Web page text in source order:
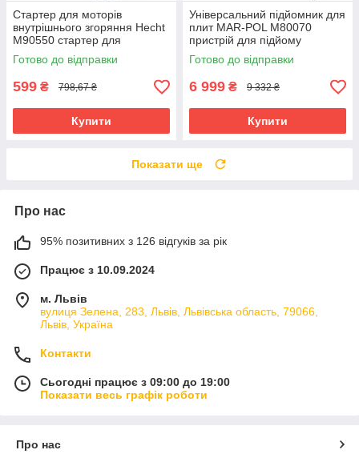
Стартер для моторів
внутрішнього згоряння Hecht
M90550 стартер для
моделей Güde ECO Wheeler
riven
Готово до відправки
599 ₴ 798,67 ₴
Купити
Універсальний підйомник для
плит MAR-POL M80070
пристрій для підйому
штукатурних плит riven
Готово до відправки
6 999 ₴ 9 332 ₴
Купити
Показати ще
Про нас
95% позитивних з 126 відгуків за рік
Працює з 10.09.2024
м. Львів
вулиця Зелена, 283, Львів, Львівська область, 79066,
Львів, Україна
Контакти
Сьогодні працює з 09:00 до 19:00
Показати весь графік роботи
Про нас